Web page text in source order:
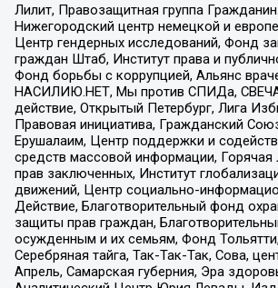
Лилит, Правозащитная группа
Нижегородский центр немецкой и
Центр гендерных исследований, Фонд
граждан Штаб, Институт права и
Фонд борьбы с коррупцией, Альянс
НАСИЛИЮ.НЕТ, Мы против СПИДа,
действие, Открытый Петербург, Лига
Правовая инициатива, Гражданский
Ерушалаим, Центр поддержки и
средств массовой информации, Горячая
прав заключенных, Институт
движений, Центр социально-
Действие, Благотворительный фонд
защиты прав граждан,
осужденным и их семьям, Фонд
Серебряная тайга, Так-Так-Так, Сова,
Апрель, Самарская губерния, Эра